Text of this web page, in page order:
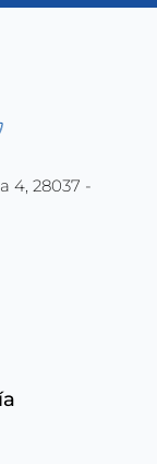
4, 28037 -